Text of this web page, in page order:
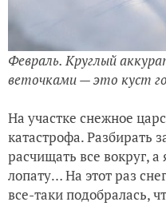
Февраль. Круглый
веточками — это куст
На участке снежное
катастрофа. Разбирать
расчищать все вокруг,
лопату… На этот раз
все-таки подобралась,